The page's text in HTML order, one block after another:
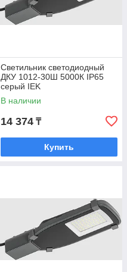
Светильник светодиодный
ДКУ 1012-30Ш 5000К IP65
серый IEK
В наличии
14 374 ₸
Купить